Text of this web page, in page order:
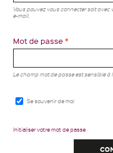
Vous pouvez vous connecter soit
e-mail.
Mot de passe*
Le champ mot de passe est sensible à
Se souvenir de moi
Initialiser votre mot de passe